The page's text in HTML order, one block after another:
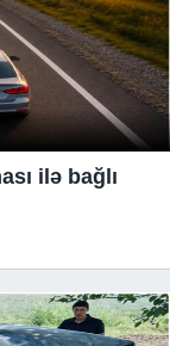
ilə bağlı